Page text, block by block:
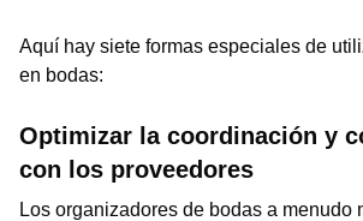
Aquí hay siete formas especiales de
en bodas:
Optimizar la coordinación y
con los proveedores
Los organizadores de bodas a menudo